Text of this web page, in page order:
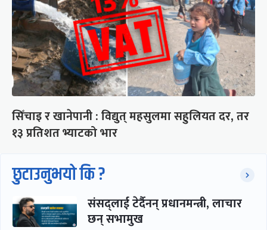
सिँचाइ र खानेपानी : विद्युत् महसुलमा सहुलियत दर, तर
१३ प्रतिशत भ्याटको भार
छुटाउनुभयो कि ?
संसद्लाई टेर्दैनन् प्रधानमन्त्री, लाचार
छन् सभामुख